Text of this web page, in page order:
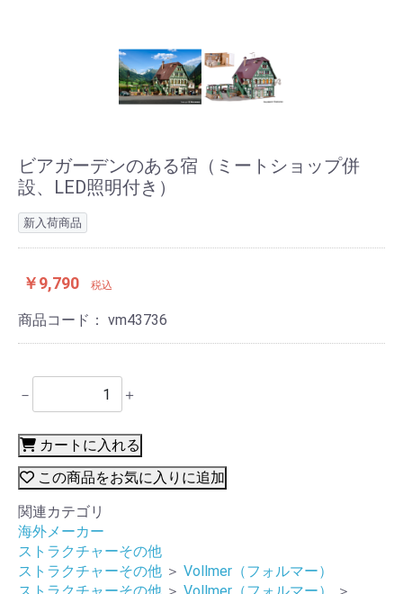
ビアガーデンのある宿（ミートショップ併
設、LED照明付き）
新入荷商品
￥9,790 税込
商品コード： vm43736
－ ＋
カートに入れる
この商品をお気に入りに追加
関連カテゴリ
海外メーカー
ストラクチャーその他
ストラクチャーその他 ＞ Vollmer（フォルマー）